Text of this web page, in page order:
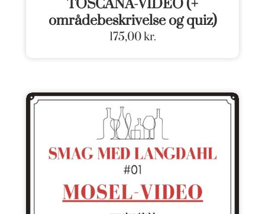
TOSCANA-VIDEO (+
områdebeskrivelse og quiz)
175,00kr.